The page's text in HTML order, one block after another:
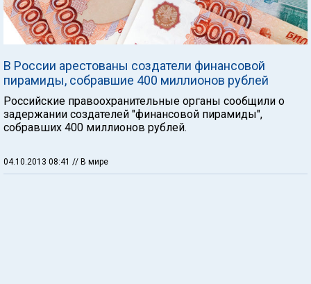
В России арестованы создатели финансовой
пирамиды, собравшие 400 миллионов рублей
Российские правоохранительные органы сообщили о
задержании создателей "финансовой пирамиды",
собравших 400 миллионов рублей.
04.10.2013 08:41 // В мире